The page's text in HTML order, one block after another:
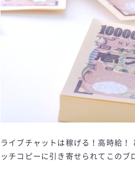
ライブチャットは稼げる！高時給！
ッチコピーに引き寄せられてこのブ